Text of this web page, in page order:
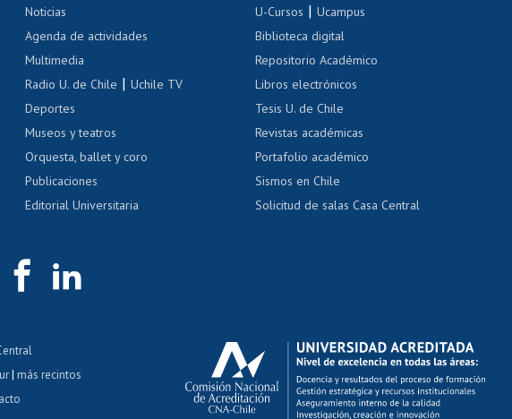
Certificado de renta
Certificado de renta
Gestión de correo uchile
Cursos de español
Acoso laboral, sexual y violencia
Noticias
Agenda de actividades
Multimedia
Radio U. de Chile |Uchile TV
Deportes
Museos y teatros
Orquesta, ballet y coro
Publicaciones
Editorial Universitaria
U-Cursos |Ucampus
Biblioteca digital
Repositorio Académico
Libros electrónicos
Tesis U. de Chile
Revistas académicas
Portafolio académico
Sismos en Chile
Solicitud de salas Casa Central
| más recintos